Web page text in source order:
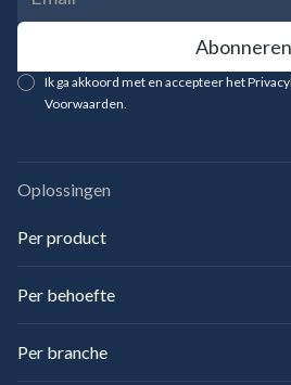
Ik ga akkoord met en accepteer het
Voorwaarden.
Oplossingen
Per product
Per behoefte
Per branche